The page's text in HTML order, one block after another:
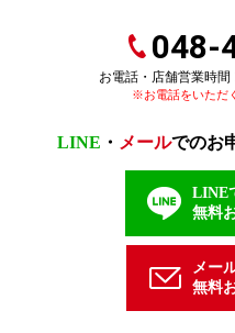
048-
お電話・店舗営業時
※お電話をいただ
LINE ・ メールでのお
LINE
無料
メー
無料